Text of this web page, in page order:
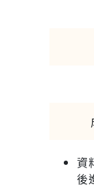
資
後